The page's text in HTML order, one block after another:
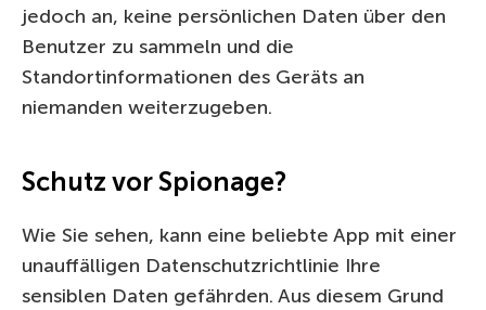
jedoch an, keine persönlichen Daten über den
Benutzer zu sammeln und die
Standortinformationen des Geräts an
niemanden weiterzugeben.
Schutz vor Spionage?
Wie Sie sehen, kann eine beliebte App mit einer
unauffälligen Datenschutzrichtlinie Ihre
sensiblen Daten gefährden. Aus diesem Grund